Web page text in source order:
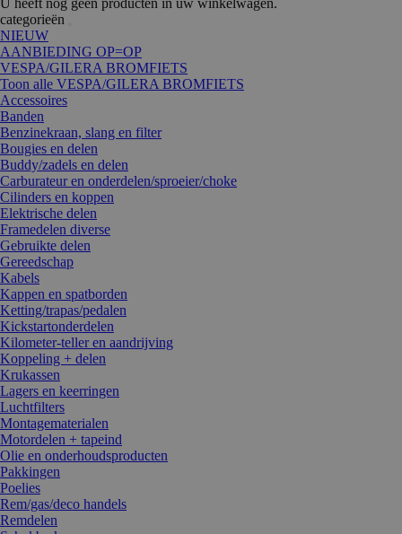
U heeft nog geen producten in uw winkelwagen.
categorieën
NIEUW
AANBIEDING OP=OP
VESPA/GILERA BROMFIETS
Toon alle VESPA/GILERA BROMFIETS
Accessoires
Banden
Benzinekraan, slang en filter
Bougies en delen
Buddy/zadels en delen
Carburateur en onderdelen/sproeier/choke
Cilinders en koppen
Elektrische delen
Framedelen diverse
Gebruikte delen
Gereedschap
Kabels
Kappen en spatborden
Ketting/trapas/pedalen
Kickstartonderdelen
Kilometer-teller en aandrijving
Koppeling + delen
Krukassen
Lagers en keerringen
Luchtfilters
Montagematerialen
Motordelen + tapeind
Olie en onderhoudsproducten
Pakkingen
Poelies
Rem/gas/deco handels
Remdelen